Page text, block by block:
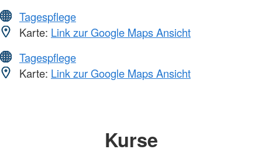
Tagespflege
Karte: Link zur Google Maps Ansicht
Tagespflege
Karte: Link zur Google Maps Ansicht
Kurse